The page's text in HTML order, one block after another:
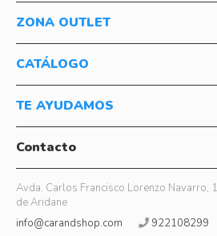
ZONA OUTLET
CATÁLOGO
TE AYUDAMOS
Contacto
Avda. Carlos Francisco Lorenzo Navarro,
de Aridane
info@carandshop.com
922108299